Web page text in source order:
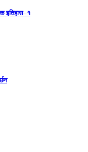
इतिहास–१